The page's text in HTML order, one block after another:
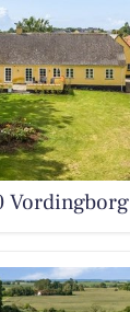
Vordingborg